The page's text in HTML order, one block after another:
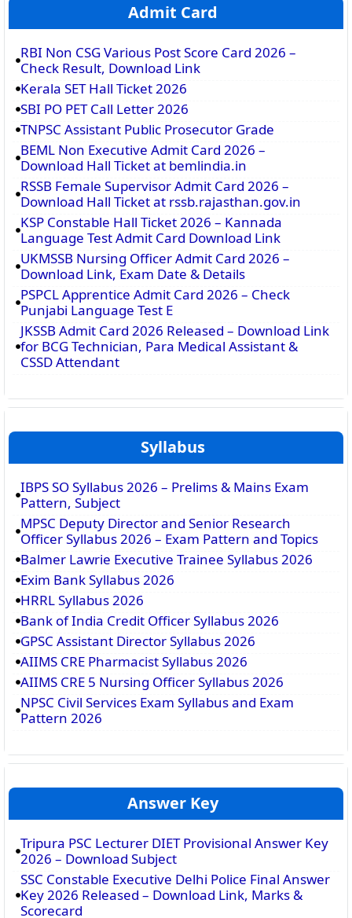
Admit Card
RBI Non CSG Various Post Score Card 2026 –
Check Result, Download Link
Kerala SET Hall Ticket 2026
SBI PO PET Call Letter 2026
TNPSC Assistant Public Prosecutor Grade
BEML Non Executive Admit Card 2026 –
Download Hall Ticket at bemlindia.in
RSSB Female Supervisor Admit Card 2026 –
Download Hall Ticket at rssb.rajasthan.gov.in
KSP Constable Hall Ticket 2026 – Kannada
Language Test Admit Card Download Link
UKMSSB Nursing Officer Admit Card 2026 –
Download Link, Exam Date & Details
PSPCL Apprentice Admit Card 2026 – Check
Punjabi Language Test E
JKSSB Admit Card 2026 Released – Download Link
for BCG Technician, Para Medical Assistant &
CSSD Attendant
Syllabus
IBPS SO Syllabus 2026 – Prelims & Mains Exam
Pattern, Subject
MPSC Deputy Director and Senior Research
Officer Syllabus 2026 – Exam Pattern and Topics
Balmer Lawrie Executive Trainee Syllabus 2026
Exim Bank Syllabus 2026
HRRL Syllabus 2026
Bank of India Credit Officer Syllabus 2026
GPSC Assistant Director Syllabus 2026
AIIMS CRE Pharmacist Syllabus 2026
AIIMS CRE 5 Nursing Officer Syllabus 2026
NPSC Civil Services Exam Syllabus and Exam
Pattern 2026
Answer Key
Tripura PSC Lecturer DIET Provisional Answer Key
2026 – Download Subject
SSC Constable Executive Delhi Police Final Answer
Key 2026 Released – Download Link, Marks &
Scorecard